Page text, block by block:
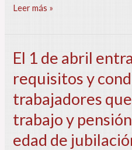
Renta
Leer más »
El 1 de abril
requisitos y
trabajadores
trabajo y
edad de
El
1
de
entran
en
vigor
los